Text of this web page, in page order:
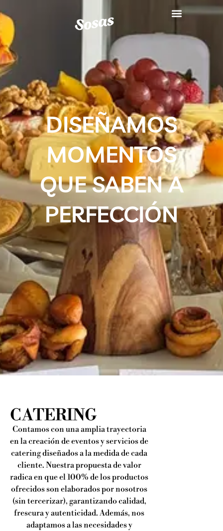
DISEÑAMOS
MOMENTOS
QUE SABEN A
PERFECCIÓN
CATERING
Contamos con una amplia trayectoria
en la creación de eventos y servicios de
catering diseñados a la medida de cada
cliente. Nuestra propuesta de valor
radica en que el 100% de los productos
ofrecidos son elaborados por nosotros
(sin tercerizar), garantizando calidad,
frescura y autenticidad. Además, nos
adaptamos a las necesidades y